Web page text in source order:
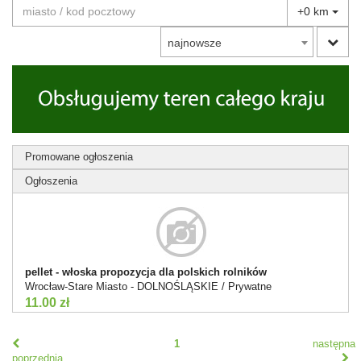
+0 km
najnowsze
Promowane ogłoszenia
Ogłoszenia
pellet - włoska propozycja dla polskich rolników
Wrocław-Stare Miasto - DOLNOŚLĄSKIE / Prywatne
11.00 zł
poprzednia
1 następna